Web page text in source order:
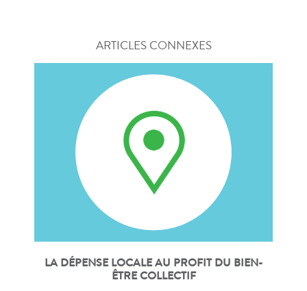
ARTICLES CONNEXES
LA DÉPENSE LOCALE AU PROFIT DU BIEN-
ÊTRE COLLECTIF